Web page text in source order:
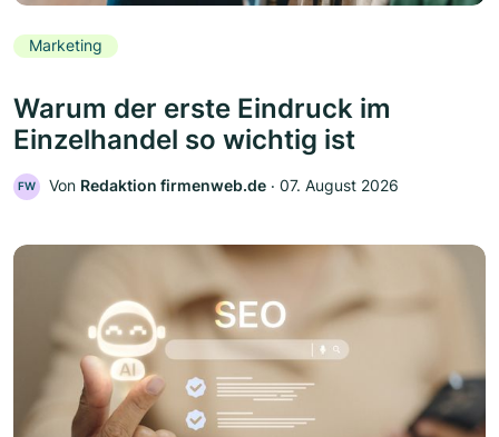
Marketing
Warum der erste Eindruck im
Einzelhandel so wichtig ist
FW Von Redaktion firmenweb.de ‧ 07. August 2026